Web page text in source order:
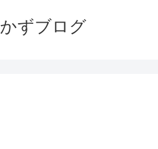
かずブログ